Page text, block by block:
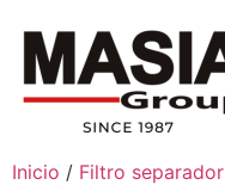
Inicio / Filtro separador